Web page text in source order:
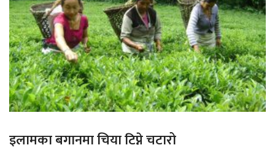
इलामका बगानमा चिया टिप्ने चटारो